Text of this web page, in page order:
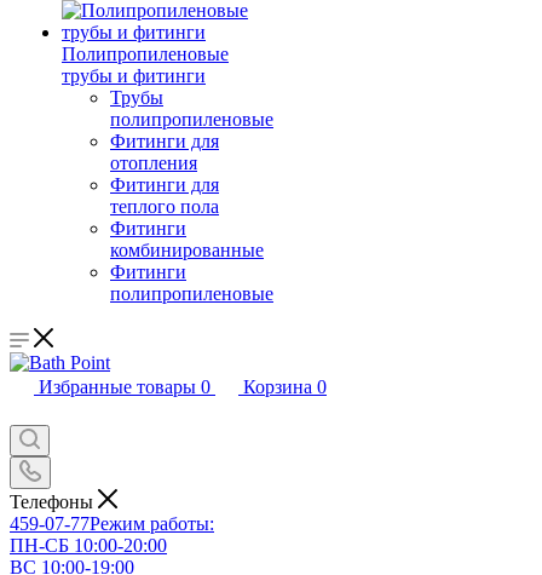
Полипропиленовые
трубы и фитинги
Трубы
полипропиленовые
Фитинги для
отопления
Фитинги для
теплого пола
Фитинги
комбинированные
Фитинги
полипропиленовые
Избранные товары 0 Корзина 0
Телефоны
459-07-77Режим работы:
ПН-СБ 10:00-20:00
ВС 10:00-19:00